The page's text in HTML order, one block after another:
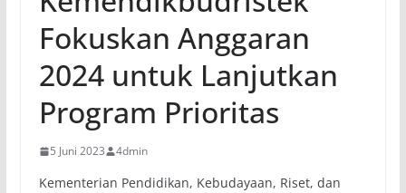
Fokuskan Anggaran
2024 untuk Lanjutkan
Program Prioritas
5 Juni 2023 4dmin
Kementerian Pendidikan, Kebudayaan, Riset, dan